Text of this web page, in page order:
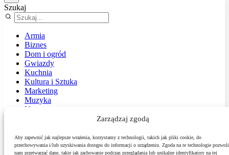
Zarządzaj zgodą
Aby zapewnić jak najlepsze wrażenia, korzystamy z technologii, takich jak pliki cookie, do
przechowywania i/lub uzyskiwania dostępu do informacji o urządzeniu. Zgoda na te technologie pozwoli
nam przetwarzać dane, takie jak zachowanie podczas przeglądania lub unikalne identyfikatory na tej
Szukaj
Armia
Biznes
Dom i ogród
Gwiazdy
Kuchnia
Kultura i Sztuka
Marketing
Muzyka
Nasz temat
Polityka
Sport